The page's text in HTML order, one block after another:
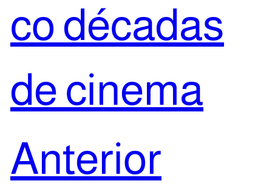
co déca­das
de cinema
Anterior